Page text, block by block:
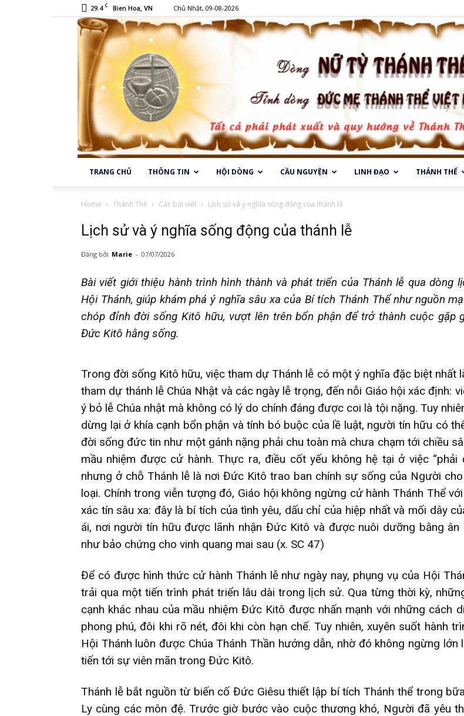
29.4 C Bien Hoa, VN Chủ Nhật, 09-08-2026
Thánh
TRANG CHỦ THÔNG TIN HỘI DÒNG CẦU NGUYỆN LINH ĐẠO THÁNH THỂ
Home Thánh Thể Các bài viết Lịch sử và ý nghĩa sống động của thánh lễ
Lịch sử và ý nghĩa sống động của thánh lễ
Đăng bởi Marie - 07/07/2026
Bài viết giới thiệu hành trình hình thành và phát triển của Thánh lễ qua dòng
Hội Thánh, giúp khám phá ý nghĩa sâu xa của Bí tích Thánh Thể như nguồn
chóp đỉnh đời sống Kitô hữu, vượt lên trên bổn phận để trở thành cuộc gặp
Đức Kitô hằng sống.
Trong đời sống Kitô hữu, việc tham dự Thánh lễ có một ý nghĩa đặc biệt nhất
tham dự thánh lễ Chúa Nhật và các ngày lễ trọng, đến nỗi Giáo hội xác định:
ý bỏ lễ Chúa nhật mà không có lý do chính đáng được coi là tội nặng. Tuy
dừng lại ở khía cạnh bổn phận và tính bó buộc của lề luật, người tín hữu có
đời sống đức tin như một gánh nặng phải chu toàn mà chưa chạm tới chiều
mầu nhiệm được cử hành. Thực ra, điều cốt yếu không hệ tại ở việc “phải
nhưng ở chỗ Thánh lễ là nơi Đức Kitô trao ban chính sự sống của Người cho
loại. Chính trong viễn tượng đó, Giáo hội không ngừng cử hành Thánh Thể
xác tín sâu xa: đây là bí tích của tình yêu, dấu chỉ của hiệp nhất và mối dây
ái, nơi người tín hữu được lãnh nhận Đức Kitô và được nuôi dưỡng bằng ân
như bảo chứng cho vinh quang mai sau (x. SC 47)
Để có được hình thức cử hành Thánh lễ như ngày nay, phụng vụ của Hội
trải qua một tiến trình phát triển lâu dài trong lịch sử. Qua từng thời kỳ,
cạnh khác nhau của mầu nhiệm Đức Kitô được nhấn mạnh với những cách
phong phú, đôi khi rõ nét, đôi khi còn hạn chế. Tuy nhiên, xuyên suốt hành
Hội Thánh luôn được Chúa Thánh Thần hướng dẫn, nhờ đó không ngừng lớn
tiến tới sự viên mãn trong Đức Kitô.
Thánh lễ bắt nguồn từ biến cố Đức Giêsu thiết lập bí tích Thánh thể trong
Ly cùng các môn đệ. Trước giờ bước vào cuộc thương khó, Người đã yêu